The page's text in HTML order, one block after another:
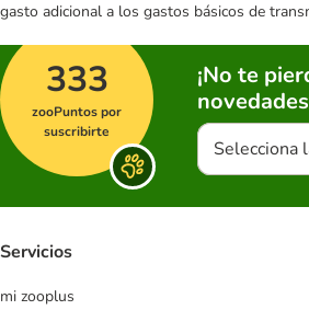
gasto adicional a los gastos básicos de
333
zooPuntos por
suscribirte
¡No te
Selecciona
Servicios
mi zooplus